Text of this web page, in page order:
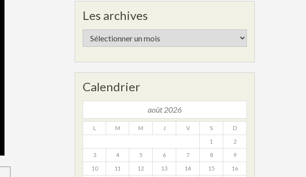
Les archives
Les
archives
Calendrier
août 2026
L M M J V S D
1 2
3 4 5 6 7 8 9
10 11 12 13 14 15 16